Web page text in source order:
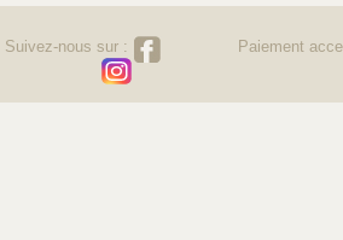
Suivez-nous sur : Paiement